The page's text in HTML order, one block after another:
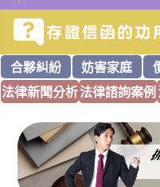
合夥糾紛 妨害家庭
法律新聞分析法律諮詢案例